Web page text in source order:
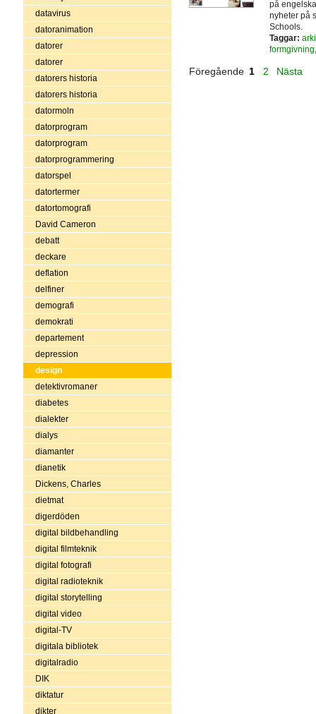
datavirus
datoranimation
datorer
datorer
datorers historia
datorers historia
datormoln
datorprogram
datorprogram
datorprogrammering
datorspel
datortermer
datortomografi
David Cameron
debatt
deckare
deflation
delfiner
demografi
demokrati
departement
depression
design
detektivromaner
diabetes
dialekter
dialys
diamanter
dianetik
Dickens, Charles
dietmat
digerdöden
digital bildbehandling
digital filmteknik
digital fotografi
digital radioteknik
digital storytelling
digital video
digital-TV
digitala bibliotek
digitalradio
DIK
diktatur
dikter
på
nyheter på
Schools.
Taggar:
formgivning
Föregående 1 2 Nästa